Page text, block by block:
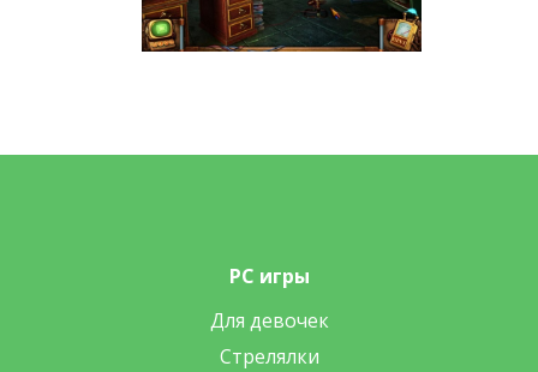
PC игры
Для девочек
Стрелялки